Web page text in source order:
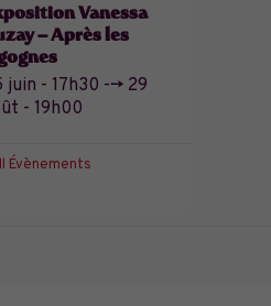
Vanessa
– Après les
juin - 17h30 --> 29
- 19h00
Évènements